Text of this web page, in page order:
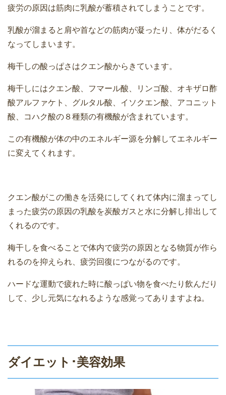
疲労の原因は筋肉に乳酸が蓄積されてしまうことです。
乳酸が溜まると肩や首などの筋肉が凝ったり、体がだるく
なってしまいます。
梅干しの酸っぱさはクエン酸からきています。
梅干しにはクエン酸、フマール酸、リンゴ酸、オキザロ酢
酸アルファケト、グルタル酸、イソクエン酸、アコニット
酸、コハク酸の８種類の有機酸が含まれています。
この有機酸が体の中のエネルギー源を分解してエネルギー
に変えてくれます。
クエン酸がこの働きを活発にしてくれて体内に溜まってし
まった疲労の原因の乳酸を炭酸ガスと水に分解し排出して
くれるのです。
梅干しを食べることで体内で疲労の原因となる物質が作ら
れるのを抑えられ、疲労回復につながるのです。
ハードな運動で疲れた時に酸っぱい物を食べたり飲んだり
して、少し元気になれるような感覚ってありますよね。
ダイエット･美容効果